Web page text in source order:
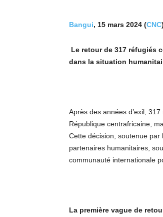
Bangui, 15 mars 2024 (CNC)
Le retour de 317 réfugiés
dans la situation
Après des années d’exil,
République centrafricaine,
Cette décision, soutenue par
partenaires humanitaires,
communauté internationale
La première vague de